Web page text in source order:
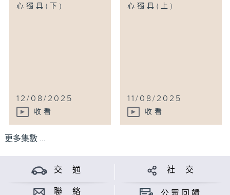
心獨具(下)
12/08/2025
收看
心獨具(上)
11/08/2025
收看
更多集數 ...
交 通 社 交
聯 絡